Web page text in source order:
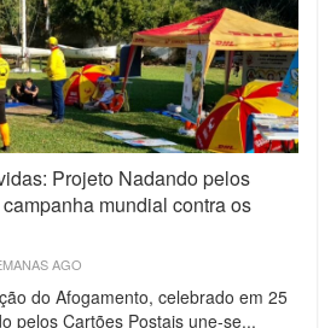
Projeto Nadando pelos
mundial contra os
AGO
do Afogamento, celebrado em 25
pelos Cartões Postais une-se...